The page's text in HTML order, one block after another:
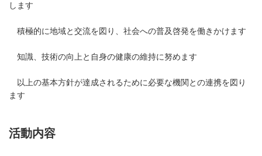
します
積極的に地域と交流を図り、社会への普及啓発を働きかけます
知識、技術の向上と自身の健康の維持に努めます
以上の基本方針が達成されるために必要な機関との連携を図り
ます
活動内容